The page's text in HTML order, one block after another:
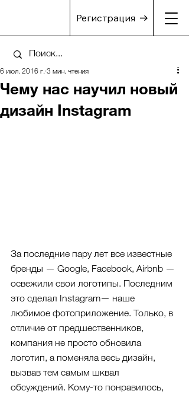
Регистрация
Чему нас научил новый
дизайн Instagram
6 июл. 2016 г. 3 мин. чтения
За последние пару лет все известные
бренды — Google, Facebook, Airbnb —
освежили свои логотипы. Последним
это сделал Instagram— наше
любимое фотоприложение. Только, в
отличие от предшественников,
компания не просто обновила
логотип, а поменяла весь дизайн,
вызвав тем самым шквал
обсуждений. Кому-то понравилось,